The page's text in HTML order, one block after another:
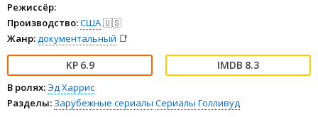
Режиссёр:
Производство:США🇺🇸
Жанр:документальный 📑
6.9 8.3
В ролях:Эд Харрис
Разделы: Зарубежные сериалы Сериалы Голливуд